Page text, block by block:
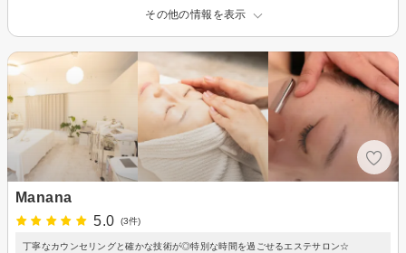
その他の情報を表示
Manana
5.0
(3件)
丁寧なカウンセリングと確かな技術が◎特別な時間を過ごせるエステサロン☆